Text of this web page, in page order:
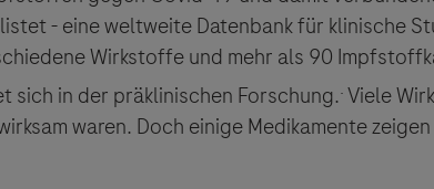
- eine weltweite Datenbank für klinische
Wirkstoffe und mehr als 90
sich in der präklinischen Forschung..Viele
waren. Doch einige Medikamente